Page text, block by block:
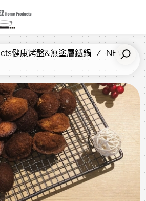
健康烤盤&無塗層鐵鍋
NEWS